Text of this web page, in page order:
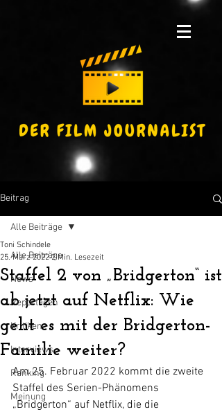
Beitrag
Alle Beiträge
News
Reportagen
Kritiken
Interviews
Ranking
Meinung
Alle Beiträge
Staffel 2 von „Bridgerton“ ist
ab jetzt auf Netflix: Wie
geht es mit der Bridgerton-
Familie weiter?
Toni Schindele
25. März 2022 2 Min. Lesezeit
Am 25. Februar 2022 kommt die zweite
Staffel des Serien-Phänomens
„Bridgerton“ auf Netflix, die die